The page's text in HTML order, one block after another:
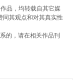
品，均转载自其它媒
同其观点和对其真实性
的，请在相关作品刊